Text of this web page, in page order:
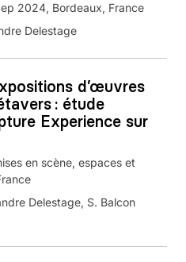
2024, Bordeaux, France
Delestage
d’œuvres
: étude
Experience sur
en scène, espaces et
Delestage, S. Balcon